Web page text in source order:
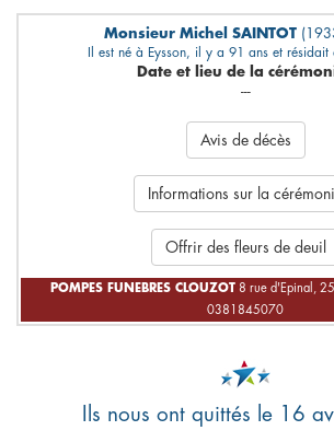
Monsieur Michel SAINTOT
Il est né à Eysson, il y a 91 ans et résidait
Date et lieu de la
---
Avis de décès
Informations sur la
Offrir des fleurs de deuil
POMPES FUNEBRES CLOUZOT 8 rue d'Epinal,
0381845070
Ils nous ont quittés le 16